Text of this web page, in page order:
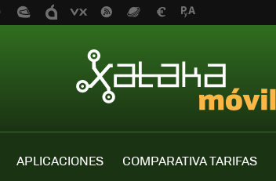
APLICACIONES COMPARATIVA TARIFAS